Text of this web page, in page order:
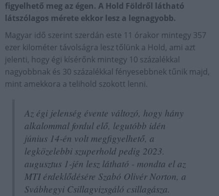
figyelhető meg az égen. A Hold Földről látható
látszólagos mérete ekkor lesz a legnagyobb.
Magyar idő szerint szerdán este 11 órakor mintegy 357
ezer kilométer távolságra lesz tőlünk a Hold, ami azt
jelenti, hogy égi kísérőnk mintegy 10 százalékkal
nagyobbnak és 30 százalékkal fényesebbnek tűnik majd,
mint amekkora a telihold szokott lenni.
Az égi jelenség évente változó, hogy hány
alkalommal fordul elő, legutóbb idén
június 14-én volt megfigyelhető, a
legközelebbi szuperhold pedig 2023.
augusztus 1-jén lesz látható - mondta el az
MTI érdeklődésére Szabó Olivér Norton, a
Svábhegyi Csillagvizsgáló csillagásza.